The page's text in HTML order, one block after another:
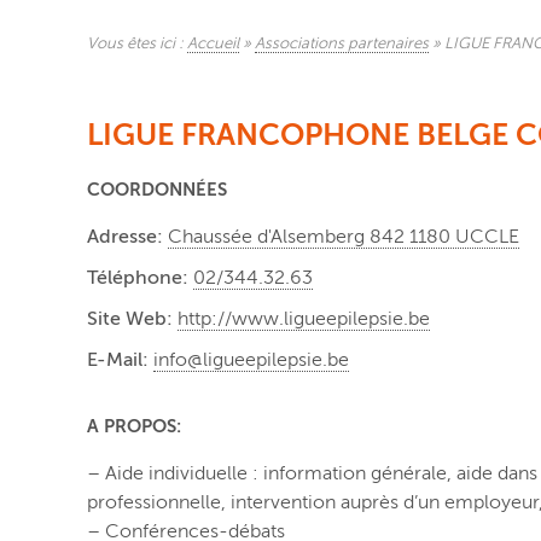
Vous êtes ici : Accueil» Associations partenaires » LIGUE
LIGUE FRANCOPHONE BELGE
COORDONNÉES
Adresse: Chaussée d'Alsemberg 842 1180 UCCLE
Téléphone: 02/344.32.63
Site Web: http://www.ligueepilepsie.be
E-Mail: info@ligueepilepsie.be
A PROPOS:
– Aide individuelle : information générale, aide
professionnelle, intervention auprès d’un
– Conférences-débats